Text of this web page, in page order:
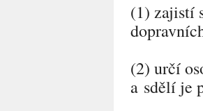
(1) zajistí
(2) určí
a sdělí je